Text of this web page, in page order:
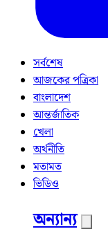
সর্বশেষ
আজকের পত্রিকা
বাংলাদেশ
আন্তর্জাতিক
খেলা
অর্থনীতি
মতামত
ভিডিও
অন্যান্য